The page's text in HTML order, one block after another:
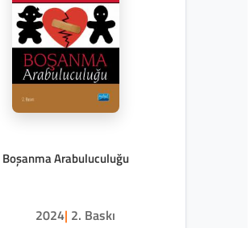
Boşanma Arabuluculuğu
2024| 2. Baskı